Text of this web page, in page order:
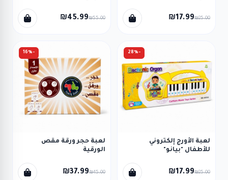
₪17.99₪25.00
₪45.99₪55.00
-28%
لعبة الأورج إلكتروني
للأطفال "بيانو"
₪17.99₪25.00
-16%
لعبة حجر ورقة مقص
الورقية
₪37.99₪45.00